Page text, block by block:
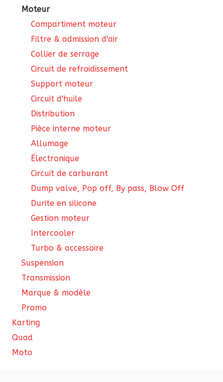
Moteur
Compartiment moteur
Filtre & admission d'air
Collier de serrage
Circuit de refroidissement
Support moteur
Circuit d'huile
Distribution
Pièce interne moteur
Allumage
Électronique
Circuit de carburant
Dump valve, Pop off, By pass, Blow Off
Durite en silicone
Gestion moteur
Intercooler
Turbo & accessoire
Suspension
Transmission
Marque & modèle
Promo
Karting
Quad
Moto